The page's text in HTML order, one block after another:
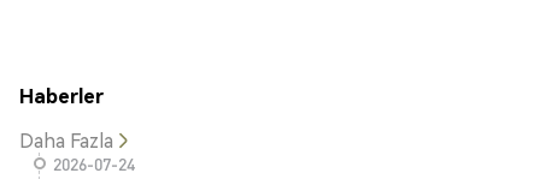
Haberler
Daha Fazla
2026-07-24